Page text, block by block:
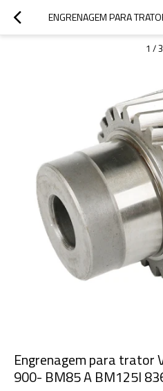
1 /3
Engrenagem para trator
900- BM85 A BM125I